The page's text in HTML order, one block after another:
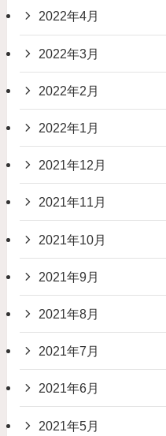
2022年4月
2022年3月
2022年2月
2022年1月
2021年12月
2021年11月
2021年10月
2021年9月
2021年8月
2021年7月
2021年6月
2021年5月